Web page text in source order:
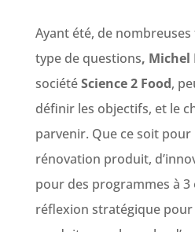
Ayant été, de
type de questions,
sociétéScience 2 Food,
définir les objectifs, et le
parvenir. Que ce soit
rénovation produit,
pour des programmes à 3
réflexion stratégique pour